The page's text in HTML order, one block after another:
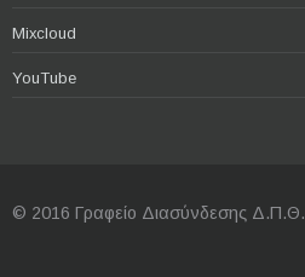
Mixcloud
YouTube
© 2016 Γραφείο Διασύνδεσης Δ.Π.Θ.